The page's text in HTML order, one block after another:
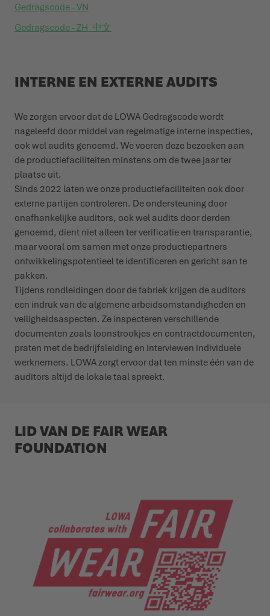
Gedragscode - VN
Gedragscode - ZH_中文
INTERNE EN EXTERNE AUDITS
We zorgen ervoor dat de LOWA Gedragscode wordt
nageleefd door middel van regelmatige interne inspecties,
ook wel audits genoemd. We voeren deze bezoeken aan
de productiefaciliteiten minstens om de twee jaar ter
plaatse uit.
Sinds 2022 laten we onze productiefaciliteiten ook door
externe partijen controleren. De ondersteuning door
onafhankelijke auditors, ook wel audits door derden
genoemd, dient niet alleen ter verificatie en transparantie,
maar vooral om samen met onze productiepartners
ontwikkelingspotentieel te identificeren en gericht aan te
pakken.
Tijdens rondleidingen door de fabriek krijgen de auditors
een indruk van de algemene arbeidsomstandigheden en
veiligheidsaspecten. Ze inspecteren verschillende
documenten zoals loonstrookjes en contractdocumenten,
praten met de bedrijfsleiding en interviewen individuele
werknemers. LOWA zorgt ervoor dat ten minste één van de
auditors altijd de lokale taal spreekt.
LID VAN DE FAIR WEAR
FOUNDATION